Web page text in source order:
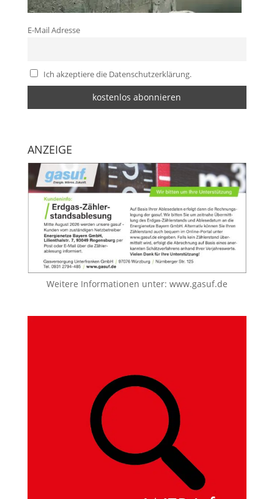
E-Mail Adresse
Ich akzeptiere die Datenschutzerklärung.
ANZEIGE
Weitere Informationen unter: www.gasuf.de